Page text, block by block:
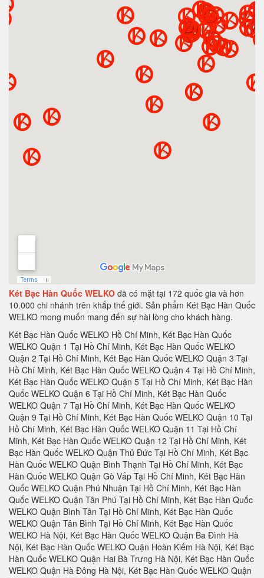
Két Bạc Hàn Quốc WELKO đã có mặt tại 172 quốc gia và hơn
10.000 chi nhánh trên khắp thế giới. Sản phẩm Két Bạc Hàn Quốc
WELKO mong muốn mang đến sự hài lòng cho khách hàng.
Két Bạc Hàn Quốc WELKO Hồ Chí Minh, Két Bạc Hàn Quốc WELKO Quận 1 Tại Hồ Chí Minh, Két Bạc Hàn Quốc WELKO Quận 2 Tại Hồ Chí Minh, Két Bạc Hàn Quốc WELKO Quận 3 Tại Hồ Chí Minh, Két Bạc Hàn Quốc WELKO Quận 4 Tại Hồ Chí Minh, Két Bạc Hàn Quốc WELKO Quận 5 Tại Hồ Chí Minh, Két Bạc Hàn Quốc WELKO Quận 6 Tại Hồ Chí Minh, Két Bạc Hàn Quốc WELKO Quận 7 Tại Hồ Chí Minh, Két Bạc Hàn Quốc WELKO Quận 9 Tại Hồ Chí Minh, Két Bạc Hàn Quốc WELKO Quận 10 Tại Hồ Chí Minh, Két Bạc Hàn Quốc WELKO Quận 11 Tại Hồ Chí Minh, Két Bạc Hàn Quốc WELKO Quận 12 Tại Hồ Chí Minh, Két Bạc Hàn Quốc WELKO Quận Thủ Đức Tại Hồ Chí Minh, Két Bạc Hàn Quốc WELKO Quận Bình Thạnh Tại Hồ Chí Minh, Két Bạc Hàn Quốc WELKO Quận Gò Vấp Tại Hồ Chí Minh, Két Bạc Hàn Quốc WELKO Quận Phú Nhuận Tại Hồ Chí Minh, Két Bạc Hàn Quốc WELKO Quận Tân Phú Tại Hồ Chí Minh, Két Bạc Hàn Quốc WELKO Quận Bình Tân Tại Hồ Chí Minh, Két Bạc Hàn Quốc WELKO Quận Tân Bình Tại Hồ Chí Minh, Két Bạc Hàn Quốc WELKO Hà Nội, Két Bạc Hàn Quốc WELKO Quận Ba Đình Hà Nội, Két Bạc Hàn Quốc WELKO Quận Hoàn Kiếm Hà Nội, Két Bạc Hàn Quốc WELKO Quận Hai Bà Trưng Hà Nội, Két Bạc Hàn Quốc WELKO Quận Hà Đông Hà Nội, Két Bạc Hàn Quốc WELKO Quận Tây Hồ Hà Nội, Két Bạc Hàn Quốc WELKO Quận Hà Đông Hà Nội, Két Bạc Hàn Quốc WELKO Quận Thanh Xuân Hà Nội, Két Bạc Hàn Quốc WELKO Quận Hoàng Mai Hà Nội, Két Bạc Hàn Quốc WELKO Quận Hà Đông Hà Nội, Két Bạc Hàn Quốc WELKO Huyện Thanh Trì Hà Nội, Két Bạc Hàn Quốc WELKO Huyện Gia Lâm Hà Nội, Két Bạc Hàn Quốc WELKO Huyện Đông Anh Hà Nội, Két Bạc Hàn Quốc WELKO Huyện Sóc Sơn Hà Nội, Két Bạc Hàn Quốc WELKO Quận Hà Đông Hà Nội, Két Bạc Hàn Quốc WELKO Thị xã Sơn Tây Hà Nội, Két Bạc Hàn Quốc WELKO Huyện Ba Vì Hà Nội, Két Bạc Hàn Quốc WELKO Huyện Phúc Thọ Hà Nội, Két Bạc Hàn Quốc WELKO Huyện Thạch Thất Hà Nội, Két Bạc Hàn Quốc WELKO Huyện Quốc Oai Hà Nội, Két Bạc Hàn Quốc WELKO Huyện Chương Mỹ Hà Nội, Két Bạc Hàn Quốc WELKO Huyện Đan Phượng Hà Nội, Két Bạc Hàn Quốc WELKO Huyện Hoài Đức Hà Nội, Két Bạc Hàn Quốc WELKO Huyện Thanh Oai Hà Nội, Két Bạc Hàn Quốc WELKO Huyện Mỹ Đức Hà Nội, Két Bạc Hàn Quốc WELKO Huyện Ứng Hoà Hà Nội, Két Bạc Hàn Quốc WELKO Huyện Thường Tín Hà Nội, Két Bạc Hàn Quốc WELKO Huyện Phú Xuyên Hà Nội, Két Bạc Hàn Quốc WELKO Huyện Mê Linh Hà Nội, Két Bạc Hàn Quốc WELKO Quận Nam Từ Liên Hà Nội, Két Bạc Hàn Quốc WELKO An Giang, Két Bạc Hàn Quốc WELKO Thành phố Long Xuyên Tỉnh An Giang, Két Bạc Hàn Quốc WELKO Thành phố Châu Đốc Tỉnh An Giang, Két Bạc Hàn Quốc WELKO Huyện An Phú Tỉnh An Giang, Két Bạc Hàn Quốc WELKO Thị xã Tân Châu, Két Bạc Hàn Quốc WELKO Huyện Phú Tân, Két Bạc Hàn Quốc WELKO Huyện Châu Phú, Két Bạc Hàn Quốc WELKO Huyện Tịnh Biên, Két Bạc Hàn Quốc WELKO Huyện Tri Tôn, Két Bạc Hàn Quốc WELKO Huyện Châu Thành Tỉnh An Giang, Két Bạc Hàn Quốc WELKO Huyện Chợ Mới Tỉnh An Giang, Két Bạc Hàn Quốc WELKO Huyện Thoại Sơn Tỉnh An Giang, Két Bạc Hàn Quốc WELKO Vũng Tàu, Két Bạc Hàn Quốc WELKO Thành phố Vũng Tàu Tại Bà Rịa - Vũng Tàu, Két Bạc Hàn Quốc WELKO Thành phố Bà Rịa Tại Bà Rịa - Vũng Tàu, Két Bạc Hàn Quốc WELKO Huyện Châu Đức Tại Bà Rịa - Vũng Tàu, Két Bạc Hàn Quốc WELKO Huyện Xuyên Mộc Tại Bà Rịa - Vũng Tàu, Két Bạc Hàn Quốc WELKO Huyện Long Điền Tại Bà Rịa - Vũng Tàu, Két Bạc Hàn Quốc WELKO Huyện Đất Đỏ Tại Bà Rịa - Vũng Tàu, Két Bạc Hàn Quốc WELKO Huyện Tân Thành Tại Bà Rịa - Vũng Tàu, Tỉnh Bà Rịa - Vũng Tàu Tại Bà Rịa - Vũng Tàu, Két Bạc Hàn Quốc WELKO Bạc Liêu, Két Bạc Hàn Quốc WELKO Thành phố Bạc Liêu Tại Bạc Liêu, Két Bạc Hàn Quốc WELKO Huyện Hồng Dân Tại Bạc Liêu, Két Bạc Hàn Quốc WELKO Huyện Phước Long Tại Bạc Liêu, Két Bạc Hàn Quốc WELKO Huyện Vĩnh Lợi Tại Bạc Liêu, Két Bạc Hàn Quốc WELKO Thị xã Giá Rai Tại Bạc Liêu, Két Bạc Hàn Quốc WELKO Huyện Đông Hải Tại Bạc Liêu, Két Bạc Hàn Quốc WELKO Huyện Hoà Bình Tại Bạc Liêu, Két Bạc Hàn Quốc WELKO Bắc Kạn, Két Bạc Hàn Quốc WELKO Thành Phố Bắc Kạn, Két Bạc Hàn Quốc WELKO Huyện Pác Nặm Tại Bắc Kạn, Két Bạc Hàn Quốc WELKO Huyện Ba Bể Tại Bắc Kạn, Két Bạc Hàn Quốc WELKO Huyện Ngân Sơn Tại Bắc Kạn, Két Bạc Hàn Quốc WELKO Huyện Bạch Thông Tại Bắc Kạn, Két Bạc Hàn Quốc WELKO Huyện Chợ Đồn Tại Bắc Kạn, Két Bạc Hàn Quốc WELKO Huyện Chợ Mới Tại Bắc Kạn, Huyện Na Rì Tại Bắc Kạn, Két Bạc Hàn Quốc WELKO Bắc Giang, Két Bạc Hàn Quốc WELKO Thành phố Bắc Giang, Két Bạc Hàn Quốc WELKO Huyện Yên Thế Tại Bắc Giang, Két Bạc Hàn Quốc WELKO Huyện Tân Yên Tại Bắc Giang, Két Bạc Hàn Quốc WELKO Huyện Lạng Giang Tại Bắc Giang, Két Bạc Hàn Quốc WELKO Huyện Lục Nam Tại Bắc Giang, Két Bạc Hàn Quốc WELKO Huyện Lục Ngạn Tại Bắc Giang, Két Bạc Hàn Quốc WELKO Huyện Sơn Động Tại Bắc Giang, Két Bạc Hàn Quốc WELKO Huyện Yên Dũng Tại Bắc Giang, Két Bạc Hàn Quốc WELKO Huyện Việt Yên Tại Bắc Giang, Két Bạc Hàn Quốc WELKO Huyện Hiệp Hòa Tại Bắc Giang, Két Bạc Hàn Quốc WELKO Bắc Ninh, Két Bạc Hàn Quốc WELKO Thành phố Bắc Ninh, Két Bạc Hàn Quốc WELKO Huyện Yên Phong Tại Bắc Ninh, Két Bạc Hàn Quốc WELKO Huyện Quế Võ Tại Bắc Ninh, Két Bạc Hàn Quốc WELKO Huyện Tiên Du Tại Bắc Ninh, Két Bạc Hàn Quốc WELKO Thị xã Từ Sơn Tại Bắc Ninh, Huyện Thuận Thành Tại Bắc Ninh, Két Bạc Hàn Quốc WELKO Huyện Gia Bình Tại Bắc Ninh, Két Bạc Hàn Quốc WELKO Huyện Lương Tài Tại Bắc Ninh, Két Bạc Hàn Quốc WELKO Bến Tre, Két Bạc Hàn Quốc WELKO Thành phố Bến Tre, Két Bạc Hàn Quốc WELKO Huyện Châu Thành Tỉnh Bến Tre, Huyện Chợ Lách Tỉnh Bến Tre, Két Bạc Hàn Quốc WELKO Huyện Mỏ Cày Nam Tỉnh Bến Tre, Két Bạc Hàn Quốc WELKO Huyện Giồng Trôm Tỉnh Bến Tre, Két Bạc Hàn Quốc WELKO Huyện Bình Đại Tỉnh Bến Tre, Két Bạc Hàn Quốc WELKO Huyện Ba Tri Tỉnh Bến Tre, Két Bạc Hàn Quốc WELKO Huyện Thạnh Phú Tỉnh Bến Tre, Két Bạc Hàn Quốc WELKO Huyện Mỏ Cày Bắc Tỉnh Bến Tre, Két Bạc Hàn Quốc WELKO Bình Dương, Két Bạc Hàn Quốc WELKO Tại Thành phố Thủ Dầu Một Tỉnh Bình Dương, Két Bạc Hàn Quốc WELKO Tại Huyện Bàu Bàng Tỉnh Bình Dương, Két Bạc Hàn Quốc WELKO Tại Huyện Dầu Tiếng Tỉnh Bình Dương, Két Bạc Hàn Quốc WELKO Tại Thị xã Bến Cát Tỉnh Bình Dương, Két Bạc Hàn Quốc WELKO Tại Huyện Phú Giáo Tỉnh Bình Dương, Két Bạc Hàn Quốc WELKO Tại Thị xã Tân Uyên Tỉnh Bình Dương, Két Bạc Hàn Quốc WELKO Tại Thị xã Dĩ An Tỉnh Bình Dương, Két Bạc Hàn Quốc WELKO Tại Thị xã Thuận An Tỉnh Bình Dương, Két Bạc Hàn Quốc WELKO Tại Huyện Bắc Tân Uyên Tỉnh Bình Dương, Két Bạc Hàn Quốc WELKO Bình Định, Két Bạc Hàn Quốc WELKO Tại Thành phố Qui Nhơn Tỉnh Bình Định, Két Bạc Hàn Quốc WELKO Tại Huyện An Lão Tỉnh Bình Định, Két Bạc Hàn Quốc WELKO Tại Huyện Hoài Nhơn Tỉnh Bình Định, Két Bạc Hàn Quốc WELKO Tại Huyện Hoài Ân Tỉnh Bình Định, Két Bạc Hàn Quốc WELKO Tại Huyện Phù Mỹ Tỉnh Bình Định, Két Bạc Hàn Quốc WELKO Tại Huyện Phú Quí Tỉnh Bình Thuận, Két Bạc Hàn Quốc WELKO Cà Mau, Két Bạc Hàn Quốc WELKO Tại Thành phố Cà Mau Tỉnh Càu Mau, Két Bạc Hàn Quốc WELKO Tại Huyện U Minh Tỉnh Càu Mau, Két Bạc Hàn Quốc WELKO Tại Huyện Thới Bình Tỉnh Càu Mau, Két Bạc Hàn Quốc WELKO Tại Huyện Trần Văn Thời Tỉnh Càu Mau, Két Bạc Hàn Quốc WELKO Tại Huyện Cái Nước Tỉnh Càu Mau, Két Bạc Hàn Quốc WELKO Tại Huyện Đầm Dơi Tỉnh Càu Mau, Két Bạc Hàn Quốc WELKO Tại Huyện Năm Căn Tỉnh Càu Mau, Két Bạc Hàn Quốc WELKO Tại Huyện Phú Tân Tỉnh Càu Mau, Két Bạc Hàn Quốc WELKO Tại Huyện Ngọc Hiển Tỉnh Càu Mau, Két Bạc Hàn Quốc WELKO Cao Bằng, Két Bạc Hàn Quốc WELKO Tại Thành phố Cao Bằng Tỉnh Cao Bằng, Két Bạc Hàn Quốc WELKO Tại Huyện Bảo Lâm Tỉnh Cao Bằng, Két Bạc Hàn Quốc WELKO Tại Huyện Bảo Lạc Tỉnh Cao Bằng, Két Bạc Hàn Quốc WELKO Tại Huyện Thông Nông Tỉnh Cao Bằng, Két Bạc Hàn Quốc WELKO Tại Huyện Hà Quảng Tỉnh Cao Bằng, Két Bạc Hàn Quốc WELKO Tại Huyện Trà Lĩnh Tỉnh Cao Bằng, Két Bạc Hàn Quốc WELKO Tại Huyện Trùng Khánh Tỉnh Cao Bằng, Két Bạc Hàn Quốc WELKO Tại Huyện Hạ Lang Tỉnh Cao Bằng, Két Bạc Hàn Quốc WELKO Tại Huyện Quảng Uyên Tỉnh Cao Bằng, Két Bạc Hàn Quốc WELKO Tại Huyện Phục Hoà Tỉnh Cao Bằng, Két Bạc Hàn Quốc WELKO Tại Huyện Hoà An Tỉnh Cao Bằng, Két Bạc Hàn Quốc WELKO Tại Huyện Nguyên Bình Tỉnh Cao Bằng, Két Bạc Hàn Quốc WELKO Tại Huyện Thạch An Tỉnh Cao Bằng, Két Bạc Hàn Quốc WELKO Cần Thơ, Két Bạc Hàn Quốc WELKO Tại Thành phố Cần Thơ Tỉnh Cần Thơ, Két Bạc Hàn Quốc WELKO Tại Quận Ninh Kiều Tỉnh Cần Thơ, Két Bạc Hàn Quốc WELKO Tại Quận Ô Môn Tỉnh Cần Thơ, Két Bạc Hàn Quốc WELKO Tại Quận Bình Thuỷ Tỉnh Cần Thơ, Két Bạc Hàn Quốc WELKO Tại Quận Cái Răng Tỉnh Cần Thơ, Két Bạc Hàn Quốc WELKO Tại Quận Thốt Nốt Tỉnh Cần Thơ, Két Bạc Hàn Quốc WELKO Tại Huyện Vĩnh Thạnh Tỉnh Cần Thơ, Két Bạc Hàn Quốc WELKO Tại Huyện Cờ Đỏ Tỉnh Cần Thơ, Két Bạc Hàn Quốc WELKO Tại Huyện Phong Điền Tỉnh Cần Thơ, Két Bạc Hàn Quốc WELKO Tại Huyện Thới Lai Tỉnh Cần Thơ, Két Bạc Hàn Quốc WELKO Đà Nẵng, Két Bạc Hàn Quốc WELKO Tại Thành phố Đà Nẵng Tỉnh Đà Nẵng, Két Bạc Hàn Quốc WELKO Tại Quận Liên Chiểu Tỉnh Đà Nẵng, Két Bạc Hàn Quốc WELKO Tại Quận Thanh Khê Tỉnh Đà Nẵng, Két Bạc Hàn Quốc WELKO Tại Quận Hải Châu Tỉnh Đà Nẵng, Két Bạc Hàn Quốc WELKO Tại Quận Sơn Trà Tỉnh Đà Nẵng, Két Bạc Hàn Quốc WELKO Tại Quận Ngũ Hành Sơn Tỉnh Đà Nẵng, Két Bạc Hàn Quốc WELKO Tại Quận Cẩm Lệ Tỉnh Đà Nẵng, Két Bạc Hàn Quốc WELKO TạiHuyện Hòa Vang Tỉnh Đà Nẵng, Két Bạc Hàn Quốc WELKO Đắk Lắk, Két Bạc Hàn Quốc WELKO Tại Thành phố Buôn Ma Thuột Tỉnh Đắk Lắk, Két Bạc Hàn Quốc WELKO Tại Thị xã Buôn Hồ Tỉnh Đắk Lắk, Két Bạc Hàn Quốc WELKO Tại Huyện Buôn Đôn Tỉnh Đắk Lắk, Két Bạc Hàn Quốc WELKO Tại Huyện Cư Kuin Tỉnh Đắk Lắk, Két Bạc Hàn Quốc WELKO Tại Huyện Cư M’gar Tỉnh Đắk Lắk, Két Bạc Hàn Quốc WELKO Tại Huyện Ea H’leo Tỉnh Đắk Lắk, Két Bạc Hàn Quốc WELKO Tại Huyện Ea Kar Tỉnh Đắk Lắk, Két Bạc Hàn Quốc WELKO Tại Huyện Ea Súp Tỉnh Đắk Lắk, Két Bạc Hàn Quốc WELKO Tại Huyện Krông Ana Tỉnh Đắk Lắk, Két Bạc Hàn Quốc WELKO Tại Huyện Krông Bông Tỉnh Đắk Lắk, Két Bạc Hàn Quốc WELKO Tại Huyện Krông Búk Tỉnh Đắk Lắk, Két Bạc Hàn Quốc WELKO Tại Huyện Krông Năng Tỉnh Đắk Lắk, Két Bạc Hàn Quốc WELKO Tại Huyện Krông Pắk Tỉnh Đắk Lắk, Két Bạc Hàn Quốc WELKO Tại Huyện Lắk Tỉnh Đắk Lắk, Két Bạc Hàn Quốc WELKO Tại Huyện M’Đrắk Tỉnh Đắk Lắk, Két Bạc Hàn Quốc WELKO Đắk Nông, Két Bạc Hàn Quốc WELKO Tại Thành phố Gia Nghĩa Tỉnh Đắk Nông, Két Bạc Hàn Quốc WELKO Tại Huyện Cư Jút Tỉnh Đắk Nông, Két Bạc